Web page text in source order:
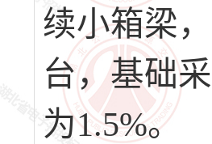
续小箱梁
台，基础
为1.5%。